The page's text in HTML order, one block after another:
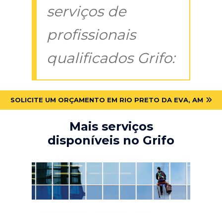
serviços de
profissionais
qualificados Grifo:
SOLICITE UM ORÇAMENTO EM RIO PRETO DA EVA, AM
Mais serviços
disponíveis no Grifo